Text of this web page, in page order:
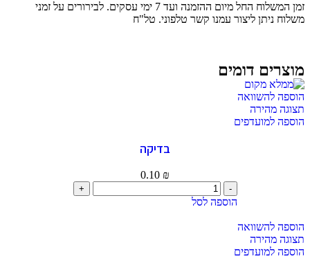
זמן המשלוח החל מיום ההזמנה ועד 7 ימי עסקים. לבירורים על זמני
משלוח ניתן ליצור עמנו קשר טלפוני. טל"ח
מוצרים דומים
הוספה להשוואה
תצוגה מהירה
הוספה למועדפים
בדיקה
0.10 ₪
הוספה לסל
הוספה להשוואה
תצוגה מהירה
הוספה למועדפים